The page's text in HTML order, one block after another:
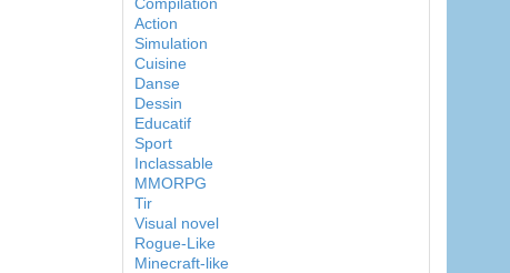
Action
Simulation
Cuisine
Danse
Dessin
Educatif
Sport
Inclassable
MMORPG
Tir
Visual novel
Rogue-Like
Minecraft-like